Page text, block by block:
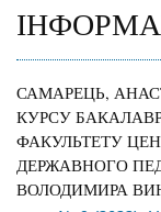
САМАРЕЦЬ,
КУРСУ
ФАКУЛЬТЕТУ
ДЕРЖАВНОГО
ВОЛОДИМИРА